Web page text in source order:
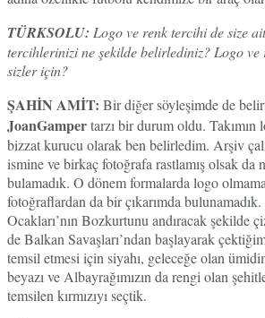
TÜRKSOLU: Logo ve renk tercihi de size
tercihlerinizi ne şekilde belirlediniz? Logo ve
sizler için?
ŞAHİN AMİT: Bir diğer söyleşimde de
JoanGampertarzı bir durum oldu.
bizzat kurucu olarak ben belirledim. Arşiv
ismine ve birkaç fotoğrafa rastlamış olsak da
bulamadık. O dönem formalarda logo
fotoğraflardan da bir çıkarımda
Ocakları’nın Bozkurtunu andıracak şekilde
de Balkan Savaşları’ndan başlayarak
temsil etmesi için siyahı, geleceğe olan
beyazı ve Albayrağımızın da rengi olan
temsilen kırmızıyı seçtik.